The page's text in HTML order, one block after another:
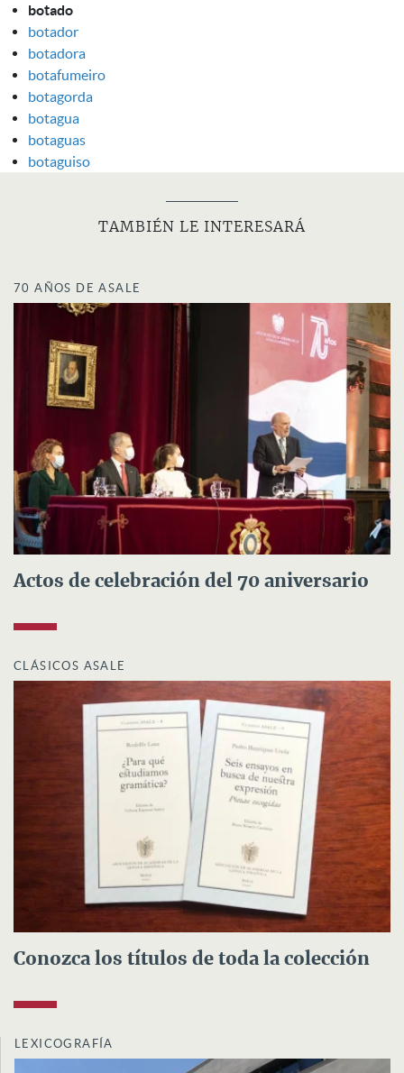
botado
botador
botadora
botafumeiro
botagorda
botagua
botaguas
botaguiso
TAMBIÉN LE INTERESARÁ
70 AÑOS DE ASALE
Actos de celebración del 70 aniversario
CLÁSICOS ASALE
Conozca los títulos de toda la colección
LEXICOGRAFÍA